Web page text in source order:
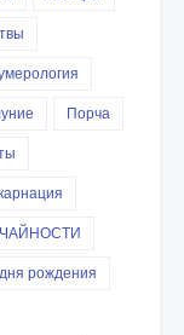
Порча
рождения